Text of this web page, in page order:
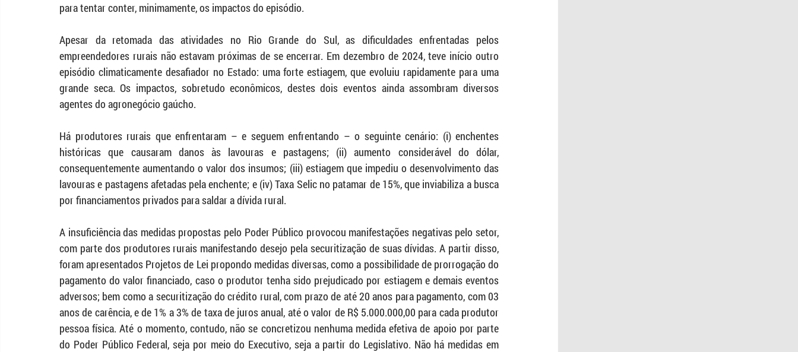
para tentar conter, minimamente, os impactos do episódio.
Apesar da retomada das atividades no Rio Grande do Sul, as dificuldades enfrentadas pelos
empreendedores rurais não estavam próximas de se encerrar. Em dezembro de 2024, teve início outro
episódio climaticamente desafiador no Estado: uma forte estiagem, que evoluiu rapidamente para uma
grande seca. Os impactos, sobretudo econômicos, destes dois eventos ainda assombram diversos
agentes do agronegócio gaúcho.
Há produtores rurais que enfrentaram – e seguem enfrentando – o seguinte cenário: (i) enchentes
históricas que causaram danos às lavouras e pastagens; (ii) aumento considerável do dólar,
consequentemente aumentando o valor dos insumos; (iii) estiagem que impediu o desenvolvimento das
lavouras e pastagens afetadas pela enchente; e (iv) Taxa Selic no patamar de 15%, que inviabiliza a busca
por financiamentos privados para saldar a dívida rural.
A insuficiência das medidas propostas pelo Poder Público provocou manifestações negativas pelo setor,
com parte dos produtores rurais manifestando desejo pela securitização de suas dívidas. A partir disso,
foram apresentados Projetos de Lei propondo medidas diversas, como a possibilidade de prorrogação do
pagamento do valor financiado, caso o produtor tenha sido prejudicado por estiagem e demais eventos
adversos; bem como a securitização do crédito rural, com prazo de até 20 anos para pagamento, com 03
anos de carência, e de 1% a 3% de taxa de juros anual, até o valor de R$ 5.000.000,00 para cada produtor
pessoa física. Até o momento, contudo, não se concretizou nenhuma medida efetiva de apoio por parte
do Poder Público Federal, seja por meio do Executivo, seja a partir do Legislativo. Não há medidas em